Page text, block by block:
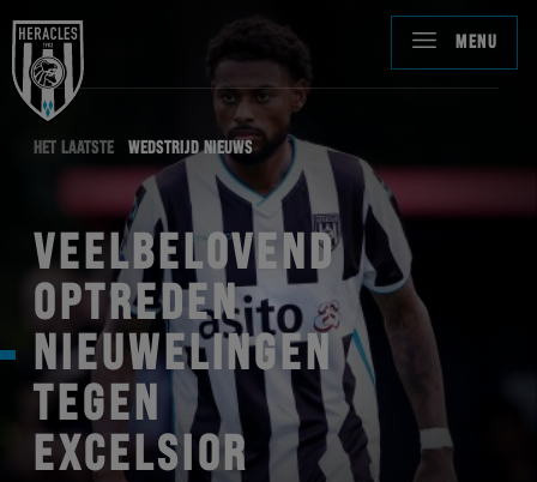
MENU
HET LAATSTE WEDSTRIJD NIEUWS
VEELBELOVEND
OPTREDEN
NIEUWELINGEN
TEGEN
EXCELSIOR